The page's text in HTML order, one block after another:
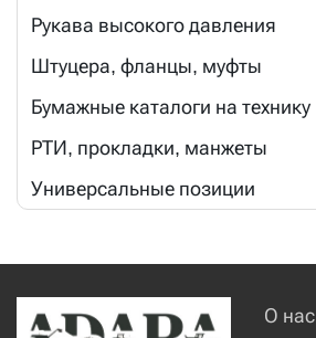
Рукава высокого давления
Штуцера, фланцы, муфты
Бумажные каталоги на технику
РТИ, прокладки, манжеты
Универсальные позиции
О нас